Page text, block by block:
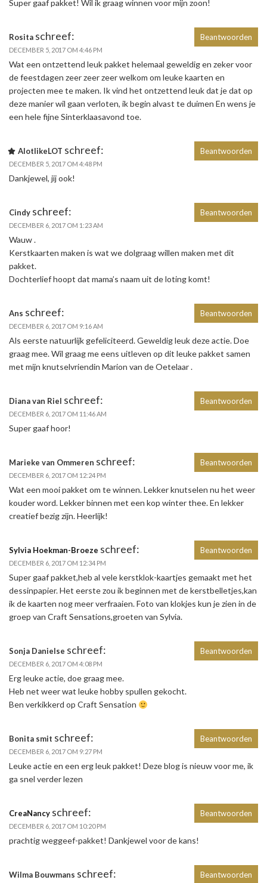
Super gaaf pakket! Wil ik graag winnen voor mijn zoon!
Rosita schreef:
DECEMBER 5, 2017 OM 4:46 PM
Wat een ontzettend leuk pakket helemaal geweldig en zeker voor
de feestdagen zeer zeer zeer welkom om leuke kaarten en
projecten mee te maken. Ik vind het ontzettend leuk dat je dat op
deze manier wil gaan verloten, ik begin alvast te duimen En wens je
een hele fijne Sinterklaasavond toe.
Beantwoorden
AlotlikeLOT schreef:
DECEMBER 5, 2017 OM 4:48 PM
Dankjewel, jij ook!
Beantwoorden
Cindy schreef:
DECEMBER 6, 2017 OM 1:23 AM
Wauw .
Kerstkaarten maken is wat we dolgraag willen maken met dit
pakket.
Dochterlief hoopt dat mama’s naam uit de loting komt!
Beantwoorden
Ans schreef:
DECEMBER 6, 2017 OM 9:16 AM
Als eerste natuurlijk gefeliciteerd. Geweldig leuk deze actie. Doe
graag mee. Wil graag me eens uitleven op dit leuke pakket samen
met mijn knutselvriendin Marion van de Oetelaar .
Beantwoorden
Diana van Riel schreef:
DECEMBER 6, 2017 OM 11:46 AM
Super gaaf hoor!
Beantwoorden
Marieke van Ommeren schreef:
DECEMBER 6, 2017 OM 12:24 PM
Wat een mooi pakket om te winnen. Lekker knutselen nu het weer
kouder word. Lekker binnen met een kop winter thee. En lekker
creatief bezig zijn. Heerlijk!
Beantwoorden
Sylvia Hoekman-Broeze schreef:
DECEMBER 6, 2017 OM 12:34 PM
Super gaaf pakket,heb al vele kerstklok-kaartjes gemaakt met het
dessinpapier. Het eerste zou ik beginnen met de kerstbelletjes,kan
ik de kaarten nog meer verfraaien. Foto van klokjes kun je zien in de
groep van Craft Sensations,groeten van Sylvia.
Beantwoorden
Sonja Danielse schreef:
DECEMBER 6, 2017 OM 4:08 PM
Erg leuke actie, doe graag mee.
Heb net weer wat leuke hobby spullen gekocht.
Ben verkikkerd op Craft Sensation
Beantwoorden
Bonita smit schreef:
DECEMBER 6, 2017 OM 9:27 PM
Leuke actie en een erg leuk pakket! Deze blog is nieuw voor me, ik
ga snel verder lezen
Beantwoorden
CreaNancy schreef:
DECEMBER 6, 2017 OM 10:20 PM
prachtig weggeef-pakket! Dankjewel voor de kans!
Beantwoorden
Wilma Bouwmans schreef: Beantwoorden